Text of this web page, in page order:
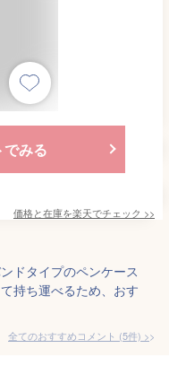
でみる
価格と在庫を楽天でチェック >>
ドタイプのペンケース
持ち運べるため、おす
全てのおすすめコメント (5件) >